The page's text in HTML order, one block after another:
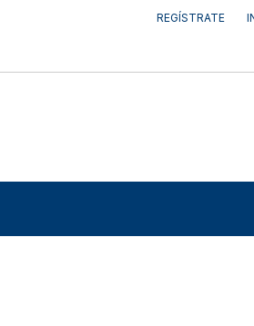
REGÍSTRATE